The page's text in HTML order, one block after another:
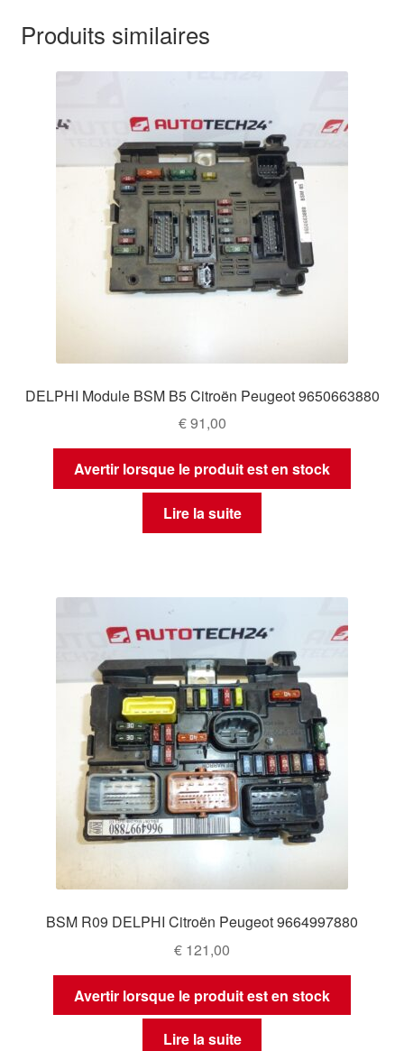
Produits similaires
DELPHI Module BSM B5 Citroën Peugeot 9650663880
€91,00
Avertir lorsque le produit est en stock
Lire la suite
BSM R09 DELPHI Citroën Peugeot 9664997880
€ 121,00
Avertir lorsque le produit est en stock
Lire la suite